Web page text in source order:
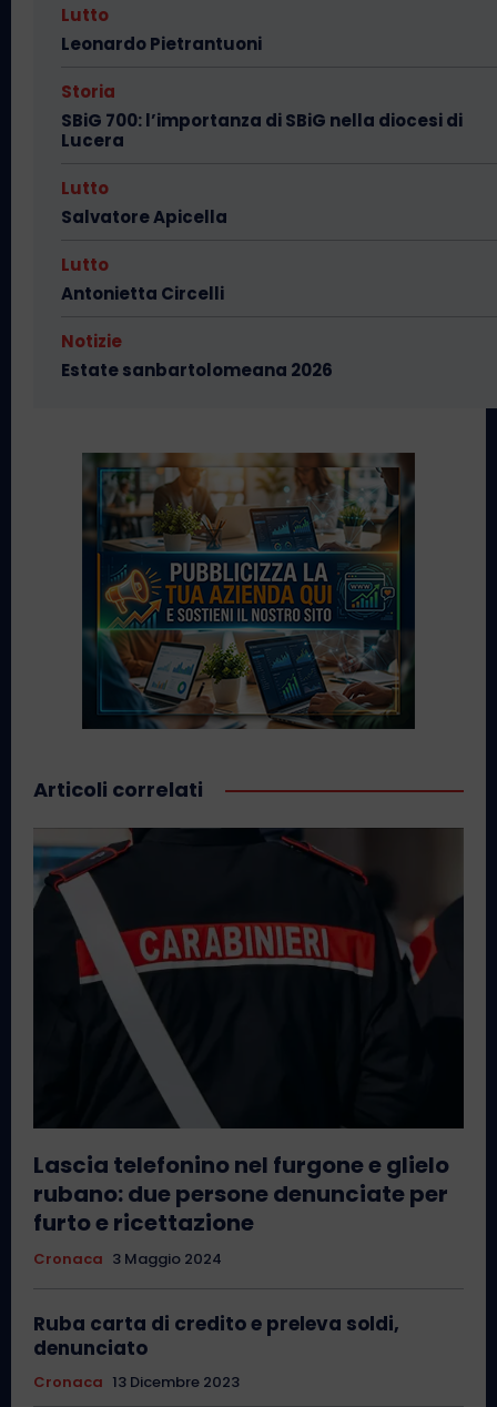
Lutto
Leonardo Pietrantuoni
Storia
SBiG 700: l’importanza di SBiG nella diocesi di
Lucera
Lutto
Salvatore Apicella
Lutto
Antonietta Circelli
Notizie
Estate sanbartolomeana 2026
Articoli correlati
Lascia telefonino nel furgone e glielo
rubano: due persone denunciate per
furto e ricettazione
Cronaca 3 Maggio 2024
Ruba carta di credito e preleva soldi,
denunciato
Cronaca 13 Dicembre 2023